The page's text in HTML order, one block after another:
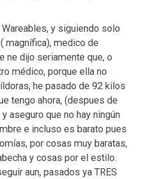
y siguiendo solo
magnífica), medico de
ne dijo seriamente que, o
médico, porque ella no
he pasado de 92 kilos
tengo ahora, (despues de
aseguro que no hay ningún
e incluso es barato pues
por cosas muy baratas,
y cosas por el estilo.
aun, pasados ya TRES